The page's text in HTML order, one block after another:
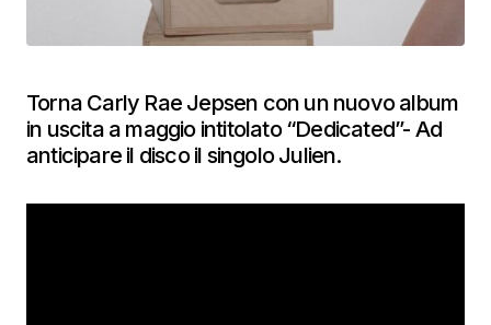
Torna Carly Rae Jepsen con un nuovo album
in uscita a maggio intitolato “Dedicated”- Ad
anticipare il disco il singolo Julien.